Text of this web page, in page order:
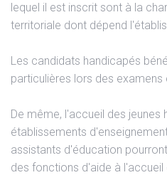
lequel il est inscrit sont à la
territoriale dont dépend
Les candidats handicapés
particulières lors des
De même, l'accueil des jeunes
établissements
assistants d'éducation
des fonctions d'aide à